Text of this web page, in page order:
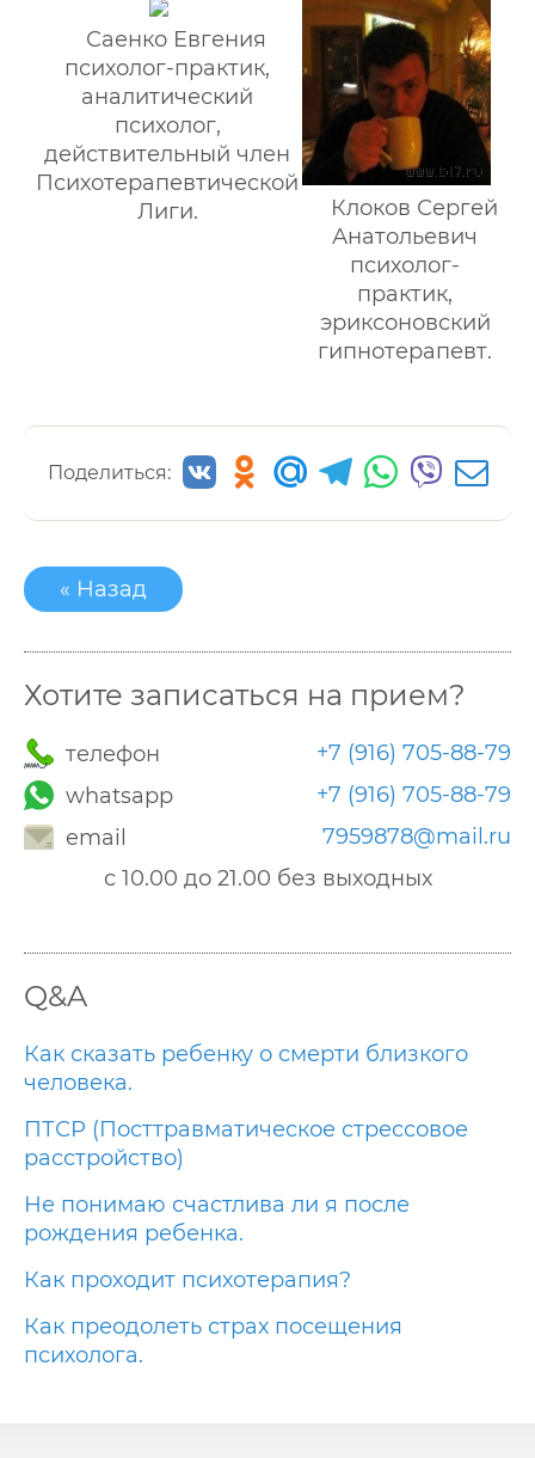
Саенко Евгения
психолог-практик,
аналитический
психолог,
действительный член
Психотерапевтической
Лиги.
Клоков Сергей
Анатольевич
психолог-
практик,
эриксоновский
гипнотерапевт.
Поделиться:
« Назад
Хотите записаться на прием?
телефон
+7 (916) 705-88-79
whatsapp
+7 (916) 705-88-79
email
7959878@mail.ru
с 10.00 до 21.00 без выходных
Q&A
Как сказать ребенку о смерти близкого
человека.
ПТСР (Посттравматическое стрессовое
расстройство)
Не понимаю счастлива ли я после
рождения ребенка.
Как проходит психотерапия?
Как преодолеть страх посещения
психолога.